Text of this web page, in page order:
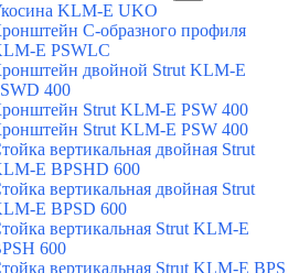
KLM-E UKO
С-образного профиля
E PSWLC
двойной Strut KLM-E
400
Strut KLM-E PSW 400
Strut KLM-E PSW 400
вертикальная двойная Strut
E BPSHD 600
вертикальная двойная Strut
E BPSD 600
вертикальная Strut KLM-E
600
вертикальная Strut KLM-E BPS